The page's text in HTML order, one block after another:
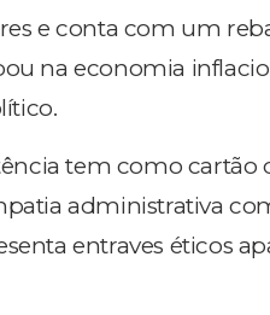
e conta com um
na economia
tem como cartão
administrativa
entraves éticos